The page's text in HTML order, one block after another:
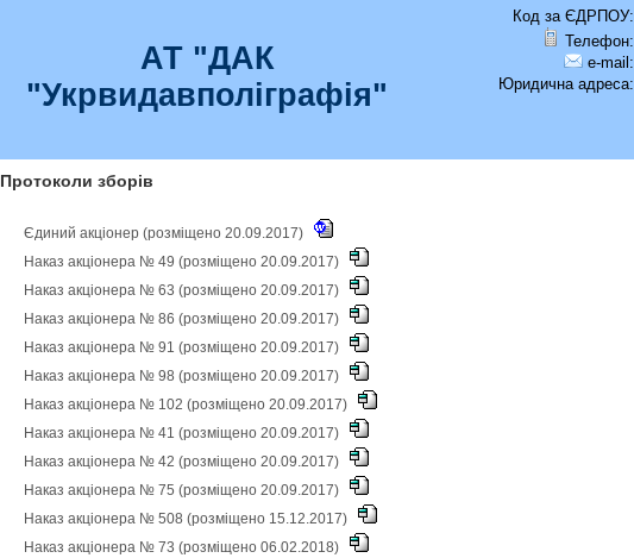
АТ "ДАК
"Укрвидавполіграфія"
Код за ЄДРПОУ:
Телефон:
e-mail:
Юридична адреса:
Протоколи зборів
Єдиний акціонер (розміщено 20.09.2017)
Наказ акціонера № 49 (розміщено 20.09.2017)
Наказ акціонера № 63 (розміщено 20.09.2017)
Наказ акціонера № 86 (розміщено 20.09.2017)
Наказ акціонера № 91 (розміщено 20.09.2017)
Наказ акціонера № 98 (розміщено 20.09.2017)
Наказ акціонера № 102 (розміщено 20.09.2017)
Наказ акціонера № 41 (розміщено 20.09.2017)
Наказ акціонера № 42 (розміщено 20.09.2017)
Наказ акціонера № 75 (розміщено 20.09.2017)
Наказ акціонера № 508 (розміщено 15.12.2017)
Наказ акціонера № 73 (розміщено 06.02.2018)